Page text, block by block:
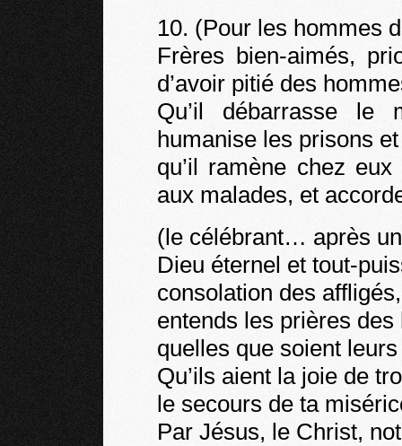
10. (Pour les hommes
Frères bien-aimés,
d’avoir pitié des
Qu’il débarrasse le
humanise les prisons
qu’il ramène chez
aux malades, et
(le célébrant… après
Dieu éternel et tout-
consolation des
entends les prières des
quelles que soient
Qu’ils aient la joie de
le secours de ta
Par Jésus, le Christ,